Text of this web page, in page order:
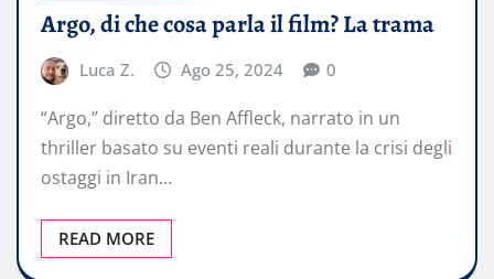
Argo, di che cosa parla il film? La trama
Luca Z. Ago 25, 2024 0
“Argo,” diretto da Ben Affleck, narrato in un
thriller basato su eventi reali durante la crisi degli
ostaggi in Iran…
READ MORE